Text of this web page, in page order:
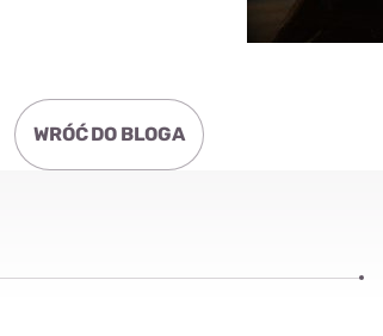
WRÓĆ DO BLOGA